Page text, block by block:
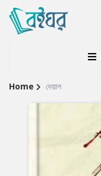
Site
Home দেয়াল